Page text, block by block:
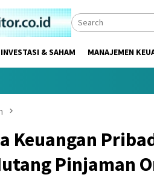
INVESTASI & SAHAM MANAJEMEN
Keuangan
Pinjaman